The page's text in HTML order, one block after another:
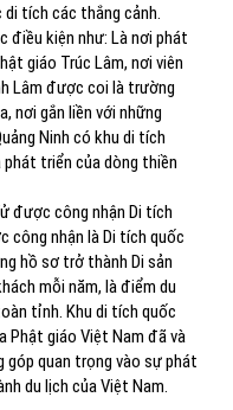
tích các thắng cảnh.
điều kiện như: Là nơi phát
giáo Trúc Lâm, nơi viên
Lâm được coi là trường
nơi gắn liền với những
Ninh có khu di tích
phát triển của dòng thiền
được công nhận Di tích
công nhận là Di tích quốc
hồ sơ trở thành Di sản
mỗi năm, là điểm du
tỉnh. Khu di tích quốc
Phật giáo Việt Nam đã và
quan trọng vào sự phát
du lịch của Việt Nam.